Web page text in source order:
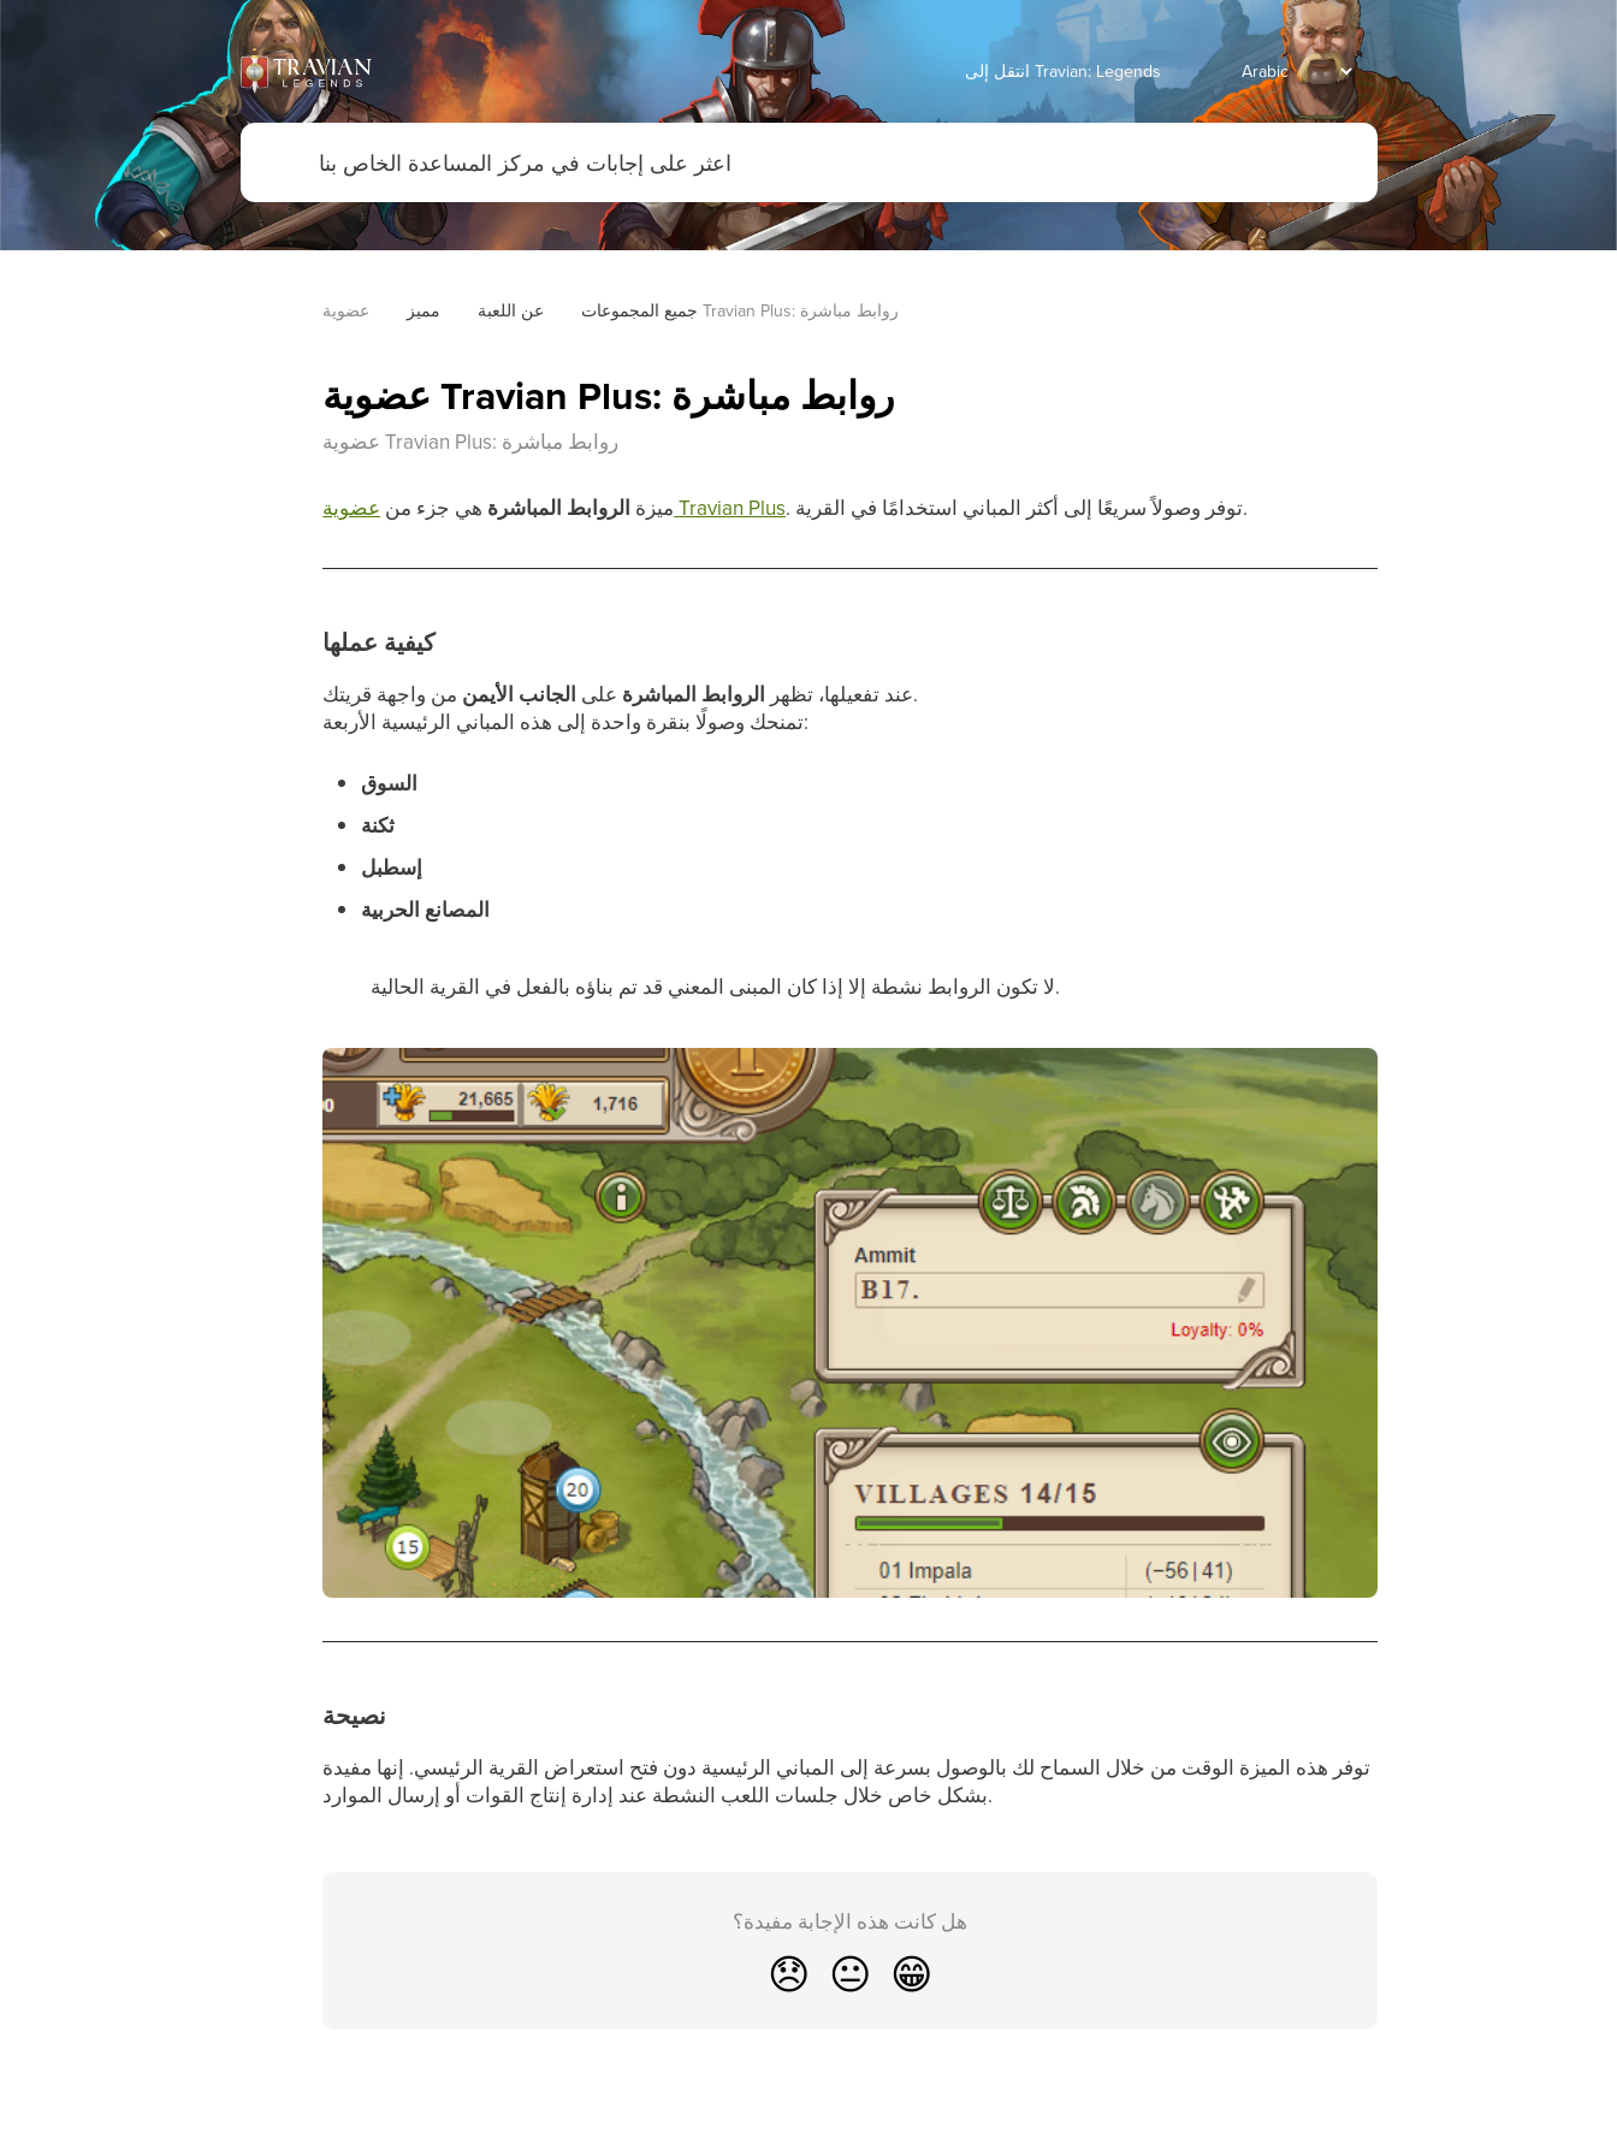
انتقل إلى Travian: Legends
جميع المجموعات عن اللعبة مميز عضوية Travian Plus: روابط مباشرة
عضوية Travian Plus: روابط مباشرة
عضوية Travian Plus: روابط مباشرة
ميزة الروابط المباشرة هي جزء من عضوية Travian Plus . توفر وصولاً سريعًا إلى أكثر المباني استخدامًا في القرية.
كيفية عملها
عند تفعيلها، تظهر الروابط المباشرة على الجانب الأيمن
من واجهة قريتك.
تمنحك وصولًا بنقرة واحدة إلى هذه المباني الرئيسية الأربعة:
السوق
ثكنة
إسطبل
المصانع الحربية
لا تكون الروابط نشطة إلا إذا كان المبنى المعني قد تم بناؤه بالفعل في القرية الحالية.
نصيحة
توفر هذه الميزة الوقت من خلال السماح لك بالوصول بسرعة إلى المباني الرئيسية دون فتح استعراض القرية الرئيسي. إنها مفيدة
بشكل خاص خلال جلسات اللعب النشطة عند إدارة إنتاج القوات أو إرسال الموارد.
هل كانت هذه الإجابة مفيدة؟
😞 😐 😁